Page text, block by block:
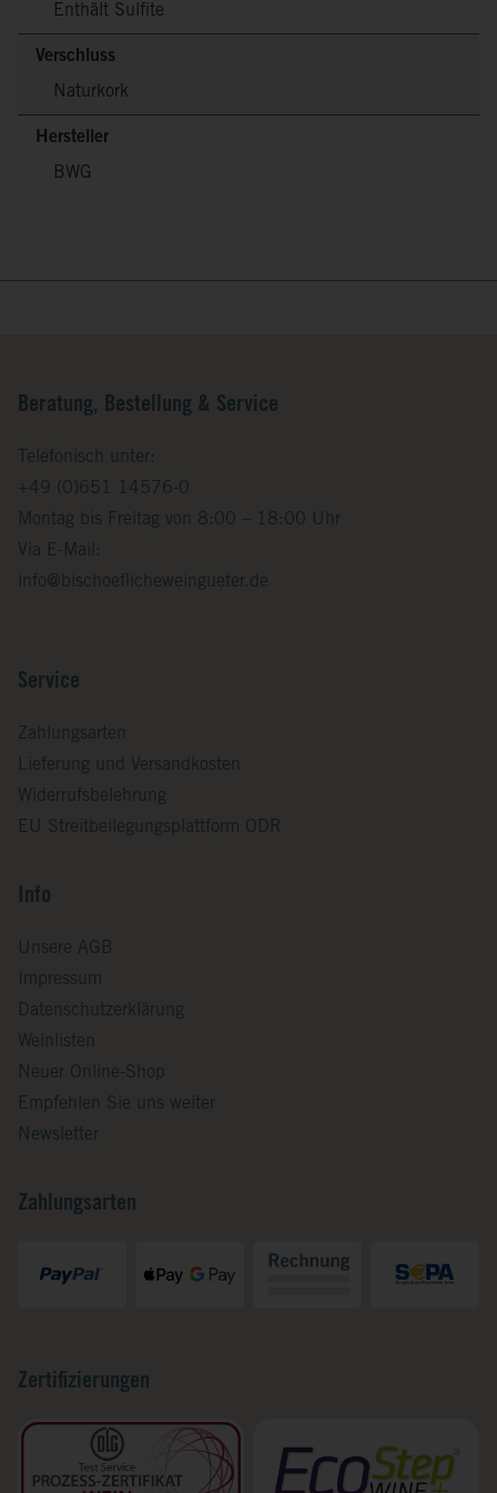
Enthält Sulfite
Verschluss
Naturkork
Hersteller
BWG
Beratung, Bestellung & Service
Telefonisch unter:
+49 (0)651 14576-0
Montag bis Freitag von 8:00 – 18:00 Uhr
Via E-Mail:
info@bischoeflicheweingueter.de
Service
Zahlungsarten
Lieferung und Versandkosten
Widerrufsbelehrung
EU Streitbeilegungsplattform ODR
Info
Unsere AGB
Impressum
Datenschutzerklärung
Weinlisten
Neuer Online-Shop
Empfehlen Sie uns weiter
Newsletter
Zahlungsarten
Zertifizierungen